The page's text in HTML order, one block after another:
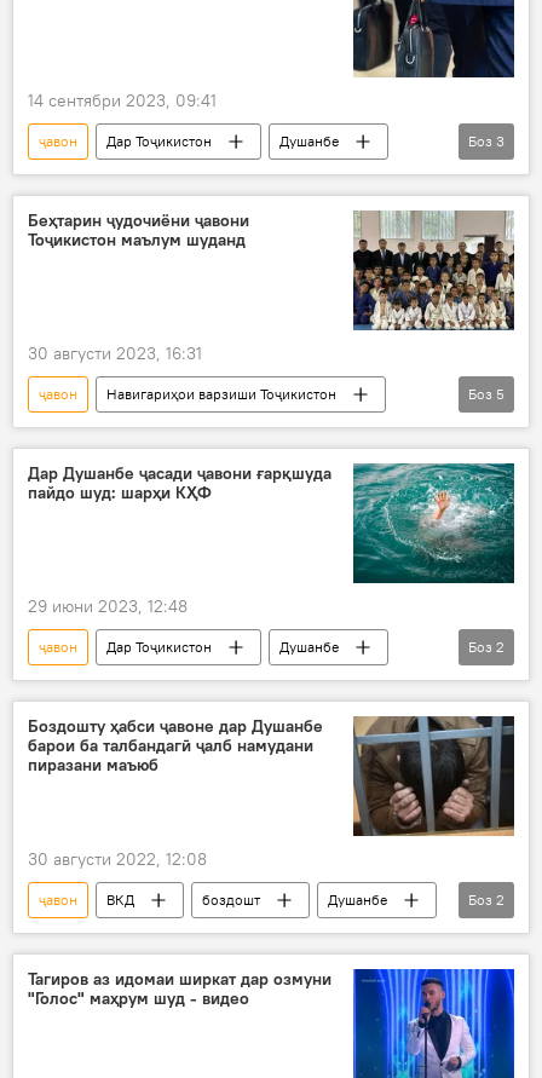
14 сентябри 2023, 09:41
ҷавон Дар Тоҷикистон
Душанбе
табодули таҷриба
Форум
соҳибкор
Боз 3
Беҳтарин ҷудочиёни ҷавони
Тоҷикистон маълум шуданд
30 августи 2023, 16:31
ҷавон
Навигариҳои варзиши Тоҷикистон
Дар Тоҷикистон
Рашт
дзюдо
мусобиқа
Боз 5
Дар Душанбе ҷасади ҷавони ғарқшуда
пайдо шуд: шарҳи КҲФ
29 июни 2023, 12:48
ҷавон Дар Тоҷикистон
Душанбе
КҲФ
ғарқ
Боз 2
Боздошту ҳабси ҷавоне дар Душанбе
барои ба талбандагӣ ҷалб намудани
пиразани маъюб
30 августи 2022, 12:08
ҷавон ВКД боздошт
Душанбе
Дар Тоҷикистон
ҳабс
Боз 2
Тагиров аз идомаи ширкат дар озмуни
"Голос" маҳрум шуд - видео